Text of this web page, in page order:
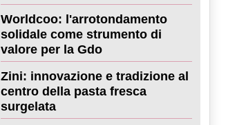
Worldcoo: l'arrotondamento
solidale come strumento di
valore per la Gdo
Zini: innovazione e tradizione al
centro della pasta fresca
surgelata